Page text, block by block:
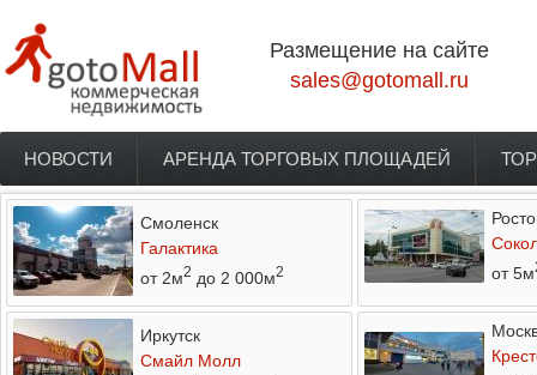
Размещение на сайте
sales@gotomall.ru
Главное меню
НОВОСТИ АРЕНДА ТОРГОВЫХ ПЛОЩАДЕЙ
Смоленск
Галактика
от 2м2 до 2 000м2
от 5м
Иркутск
Смайл Молл